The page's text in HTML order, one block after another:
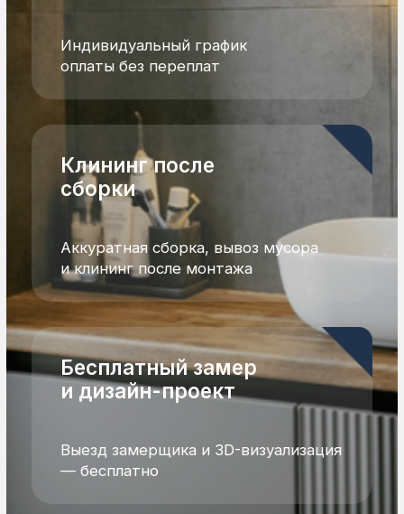
Подписаться
Подписаться
наших проектов